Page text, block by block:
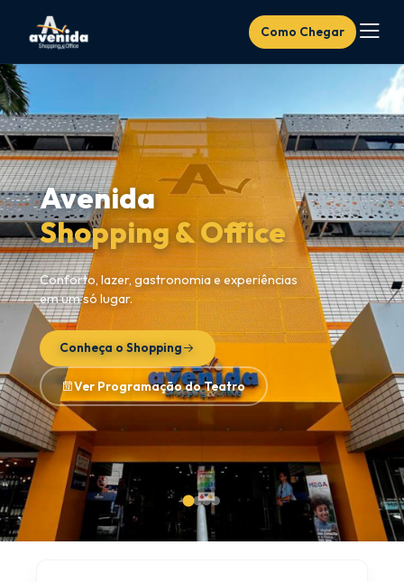
Como Chegar
Avenida
Shopping & Office
Conforto, lazer, gastronomia e experiências
em um só lugar.
Conheça o Shopping
Ver Programação do Teatro